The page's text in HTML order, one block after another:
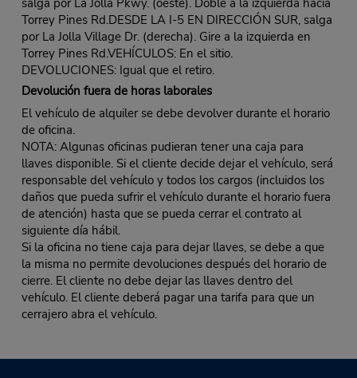
salga por La Jolla Pkwy. (oeste). Doble a la izquierda hacia
Torrey Pines Rd.DESDE LA I-5 EN DIRECCIÓN SUR, salga
por La Jolla Village Dr. (derecha). Gire a la izquierda en
Torrey Pines Rd.VEHÍCULOS: En el sitio.
DEVOLUCIONES: Igual que el retiro.
Devolución fuera de horas laborales
El vehículo de alquiler se debe devolver durante el horario
de oficina.
NOTA: Algunas oficinas pudieran tener una caja para
llaves disponible. Si el cliente decide dejar el vehículo, será
responsable del vehículo y todos los cargos (incluidos los
daños que pueda sufrir el vehículo durante el horario fuera
de atención) hasta que se pueda cerrar el contrato al
siguiente día hábil.
Si la oficina no tiene caja para dejar llaves, se debe a que
la misma no permite devoluciones después del horario de
cierre. El cliente no debe dejar las llaves dentro del
vehículo. El cliente deberá pagar una tarifa para que un
cerrajero abra el vehículo.